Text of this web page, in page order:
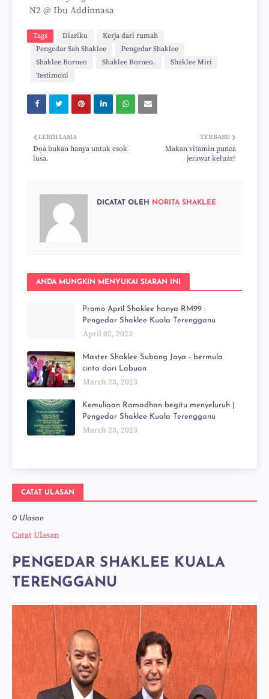
N2 @ Ibu Addinnasa
Tags Diariku
Kerja dari rumah
Pengedar Sah Shaklee
Pengedar Shaklee
Shaklee Borneo
Shaklee Borneo.
Shaklee Miri
Testimoni
TERBARU
Makan vitamin punca
jerawat keluar?
LEBIH LAMA
Doa bukan hanya untuk esok
lusa.
DICATAT OLEH NORITA SHAKLEE
ANDA MUNGKIN MENYUKAI SIARAN INI
Promo April Shaklee hanya RM99 :
Pengedar Shaklee Kuala Terengganu
April 02, 2023
Master Shaklee Subang Jaya - bermula
cinta dari Labuan
March 23, 2023
Kemuliaan Ramadhan begitu menyeluruh |
Pengedar Shaklee Kuala Terengganu
March 23, 2023
CATAT ULASAN
0 Ulasan
Catat Ulasan
PENGEDAR SHAKLEE KUALA
TERENGGANU